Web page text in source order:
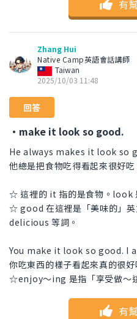
有
Zhang Hui
Native Camp英語會話講師
Taiwan
2025/10/03 11:48
回答
・make it look so good.
He always makes it look so
他總是把食物吃得看起來很好吃
☆ 這裡的 it 指的是食物。look
☆ good 在這裡是「美味的」英
delicious 等詞。
You make it look so good. I
你吃東西的樣子看起來真的很
☆enjoy〜ing 是指「享受做～這
有